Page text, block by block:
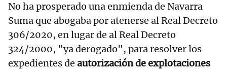
No ha prosperado una enmienda de Navarra
Suma que abogaba por atenerse al Real Decreto
306/2020, en lugar de al Real Decreto
324/2000, "ya derogado", para resolver los
expedientes de autorización de explotaciones